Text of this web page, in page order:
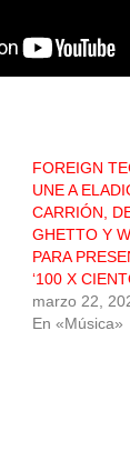
FOREIGN
UNE A
CARRIÓN,
GHETTO Y
PARA
‘100 X
marzo 22,
En «Música»